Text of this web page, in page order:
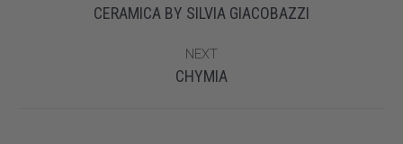
Previous
CERAMICA BY SILVIA GIACOBAZZI
NEXT
Next
CHYMIA